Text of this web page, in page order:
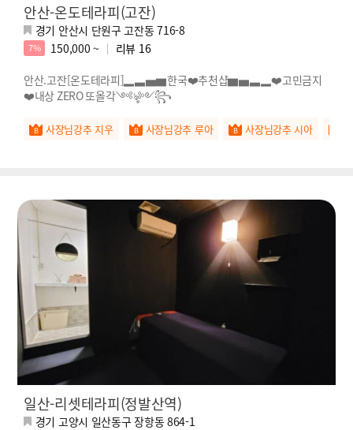
안산-온도테라피(고잔)
경기 안산시 단원구 고잔동 716-8
7% 150,000 ~ 리뷰 16
안산.고잔[온도테라피]▂▃▅▆한국❤️추천샵▆▅▃▂❤️고민금지
❤️내상 ZERO 또올각༺ৡ༻꧂
사장님강추 지우 사장님강추 루아 사장님강추 시아
일산-리셋테라피(정발산역)
경기 고양시 일산동구 장항동 864-1